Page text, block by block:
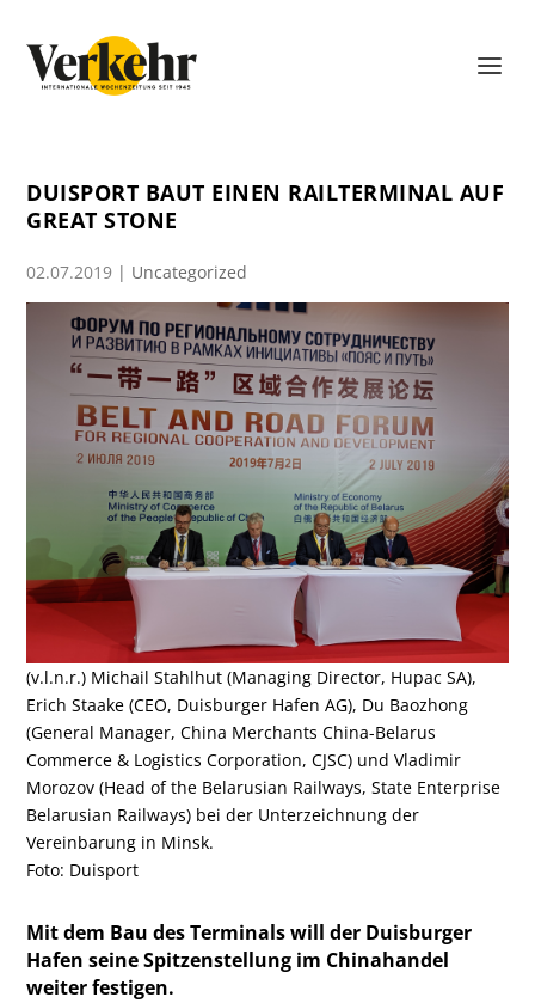
DUISPORT BAUT EINEN RAILTERMINAL AUF
GREAT STONE
02.07.2019 | Uncategorized
(v.l.n.r.) Michail Stahlhut (Managing Director, Hupac SA),
Erich Staake (CEO, Duisburger Hafen AG), Du Baozhong
(General Manager, China Merchants China-Belarus
Commerce & Logistics Corporation, CJSC) und Vladimir
Morozov (Head of the Belarusian Railways, State Enterprise
Belarusian Railways) bei der Unterzeichnung der
Vereinbarung in Minsk.
Foto: Duisport
Mit dem Bau des Terminals will der Duisburger
Hafen seine Spitzenstellung im Chinahandel
weiter festigen.